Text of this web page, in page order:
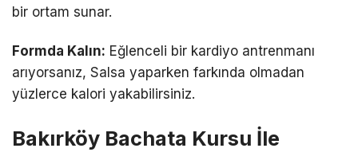
bir ortam sunar.
Formda Kalın: Eğlenceli bir kardiyo antrenmanı
arıyorsanız, Salsa yaparken farkında olmadan
yüzlerce kalori yakabilirsiniz.
Bakırköy Bachata Kursu İle